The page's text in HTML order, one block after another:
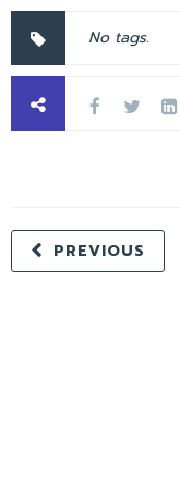
No tags.
PREVIOUS